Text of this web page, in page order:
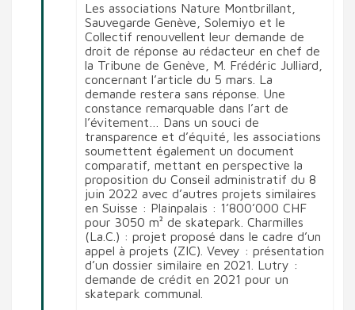
Les associations Nature Montbrillant,
Sauvegarde Genève, Solemiyo et le
Collectif renouvellent leur demande de
droit de réponse au rédacteur en chef de
la Tribune de Genève, M. Frédéric Julliard,
concernant l’article du 5 mars. La
demande restera sans réponse. Une
constance remarquable dans l’art de
l’évitement… Dans un souci de
transparence et d’équité, les associations
soumettent également un document
comparatif, mettant en perspective la
proposition du Conseil administratif du 8
juin 2022 avec d’autres projets similaires
en Suisse : Plainpalais : 1’800’000 CHF
pour 3050 m² de skatepark. Charmilles
(La.C.) : projet proposé dans le cadre d’un
appel à projets (ZIC). Vevey : présentation
d’un dossier similaire en 2021. Lutry :
demande de crédit en 2021 pour un
skatepark communal.